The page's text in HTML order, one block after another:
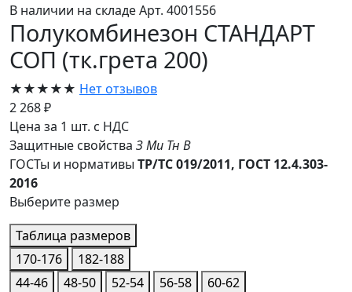
В наличии на складеАрт. 4001556
Полукомбинезон СТАНДАРТ
СОП (тк.грета 200)
★★★★★ Нет отзывов
2 268 ₽
Цена за 1 шт. с НДС
Защитные свойства ЗМи Тн В
ГОСТы и нормативы ТР/ТС 019/2011, ГОСТ 12.4.303-
2016
Выберите размер
Таблица размеров
170-176
182-188
44-46
48-50 52-54 56-58
60-62